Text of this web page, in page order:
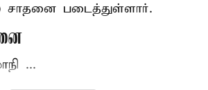
சாதனை படைத்துள்ளார்.
...